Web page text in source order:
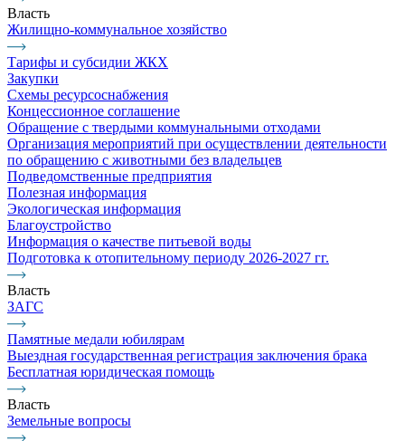
Власть
Жилищно-коммунальное хозяйство
Тарифы и субсидии ЖКХ
Закупки
Схемы ресурсоснабжения
Концессионное соглашение
Обращение с твердыми коммунальными отходами
Организация мероприятий при осуществлении деятельности
по обращению с животными без владельцев
Подведомственные предприятия
Полезная информация
Экологическая информация
Благоустройство
Информация о качестве питьевой воды
Подготовка к отопительному периоду 2026-2027 гг.
Власть
ЗАГС
Памятные медали юбилярам
Выездная государственная регистрация заключения брака
Бесплатная юридическая помощь
Власть
Земельные вопросы